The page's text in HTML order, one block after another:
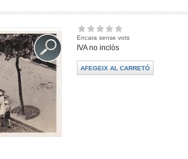
Encara sense vots
IVA no inclòs